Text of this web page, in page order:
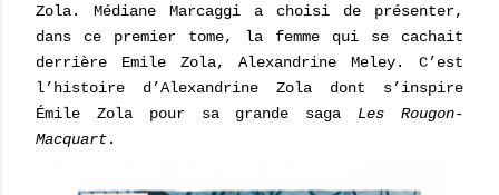
Zola. Médiane Marcaggi a choisi de présenter,
dans ce premier tome, la femme qui se cachait
derrière Emile Zola, Alexandrine Meley. C’est
l’histoire d’Alexandrine Zola dont s’inspire
Émile Zola pour sa grande saga Les Rougon-
Macquart.